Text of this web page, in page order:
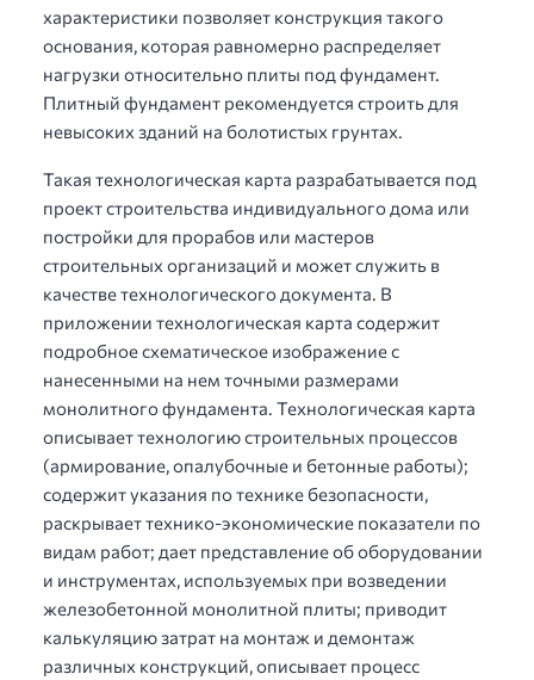
характеристики позволяет конструкция такого
основания, которая равномерно распределяет
нагрузки относительно плиты под фундамент.
Плитный фундамент рекомендуется строить для
невысоких зданий на болотистых грунтах.
Такая технологическая карта разрабатывается под
проект строительства индивидуального дома или
постройки для прорабов или мастеров
строительных организаций и может служить в
качестве технологического документа. В
приложении технологическая карта содержит
подробное схематическое изображение с
нанесенными на нем точными размерами
монолитного фундамента. Технологическая карта
описывает технологию строительных процессов
(армирование, опалубочные и бетонные работы);
содержит указания по технике безопасности,
раскрывает технико-экономические показатели по
видам работ; дает представление об оборудовании
и инструментах, используемых при возведении
железобетонной монолитной плиты; приводит
калькуляцию затрат на монтаж и демонтаж
различных конструкций, описывает процесс